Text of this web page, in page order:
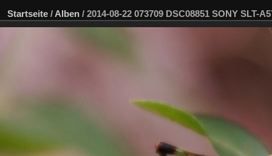
Startseite / Alben / 2014-08-22 073709 DSC08851 SONY SLT-